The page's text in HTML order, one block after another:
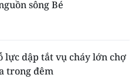
sông Bé
lực dập tắt vụ cháy lớn chợ
trong đêm